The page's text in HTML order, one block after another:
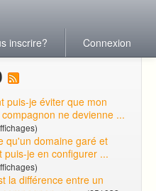
inscrire?
Connexion
puis-je éviter que mon
ne devienne ...
qu'un domaine garé et
puis-je en configurer ...
la différence entre un